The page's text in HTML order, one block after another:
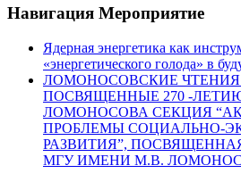
Навигация Мероприятие
Ядерная энергетика как
«энергетического голода» в
ЛОМОНОСОВСКИЕ ЧТЕНИЯ
ПОСВЯЩЕННЫЕ 270 -
ЛОМОНОСОВА СЕКЦИЯ
ПРОБЛЕМЫ СОЦИАЛЬНО-
РАЗВИТИЯ”,
МГУ ИМЕНИ М.В.